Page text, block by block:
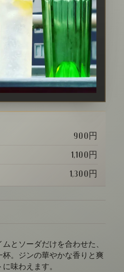
900円
1,100円
1,300円
とソーダだけを合わせた、
。ジンの華やかな香りと爽
味わえます。